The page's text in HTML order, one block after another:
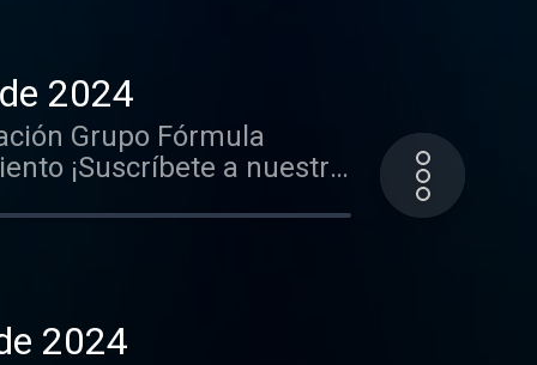
en este y muchos
2024
Grupo Fórmula
¡Suscríbete a nuestro
Mantente
http://
en este y muchos
2024